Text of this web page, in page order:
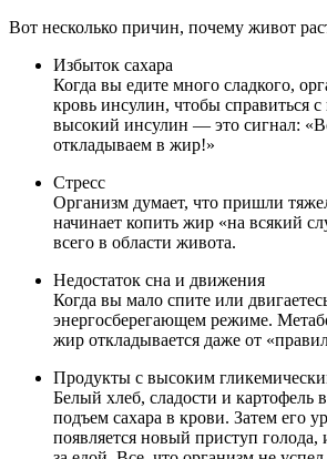
Вот несколько причин, почему живот
Избыток сахара
Когда вы едите много сладкого,
кровь инсулин, чтобы справиться
высокий инсулин — это сигнал:
откладываем в жир!»
Стресс
Организм думает, что пришли
начинает копить жир «на всякий
всего в области живота.
Недостаток сна и движения
Когда вы мало спите или
энергосберегающем режиме.
жир откладывается даже от
Продукты с высоким
Белый хлеб, сладости и картофель
подъем сахара в крови. Затем его
появляется новый приступ голода,